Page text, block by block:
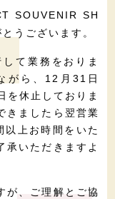
SOUVENIR SH
うございます。
て業務をおりま
がら、12月31日
を休止しておりま
きましたら翌営業
以上お時間をいた
承いただきますよ
が、ご理解とご協